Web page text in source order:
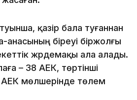
қазір бала туғаннан
анасының біреуі біржолғы
жәрдемақы ала алады.
– 38 АЕК, төртінші
АЕК мөлшерінде төлем